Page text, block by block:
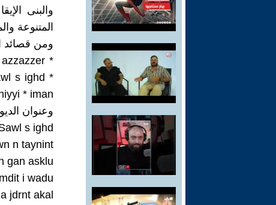
والبنى
المتنوعة
ومن قصائد
*
s ighd *
* iman
وعنوان
s ighd
n taynint
gan asklu
i wadu
jdrnt akal